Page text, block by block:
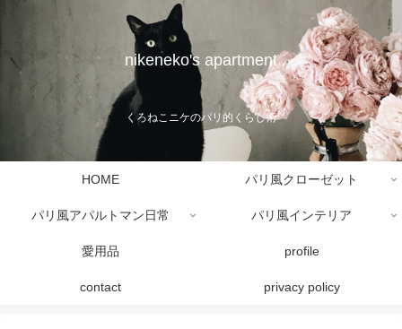
nikeneko's apartment
くろねこニケのパリ的くらし術
HOME パリ風クローゼット
パリ風アパルトマン日常 パリ風インテリア
愛用品 profile
contact privacy policy